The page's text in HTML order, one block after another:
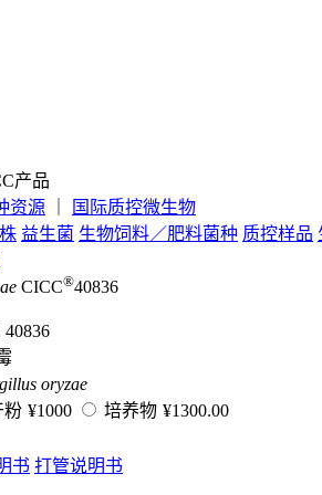
产品
资源
国际质控微生物
益生菌 生物饲料／肥料菌种 质控样品
CICC®40836
40836
oryzae
粉 ¥1000 培养物 ¥1300.00
书 打管说明书